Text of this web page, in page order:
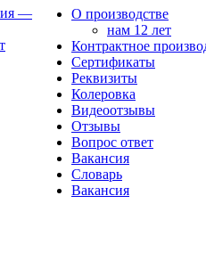
—
О производстве
нам 12 лет
Контрактное
Сертификаты
Реквизиты
Колеровка
Видеоотзывы
Отзывы
Вопрос ответ
Вакансия
Словарь
Вакансия